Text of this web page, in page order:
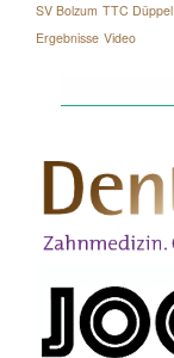
SV Bolzum TTC Düppel
Ergebnisse Video